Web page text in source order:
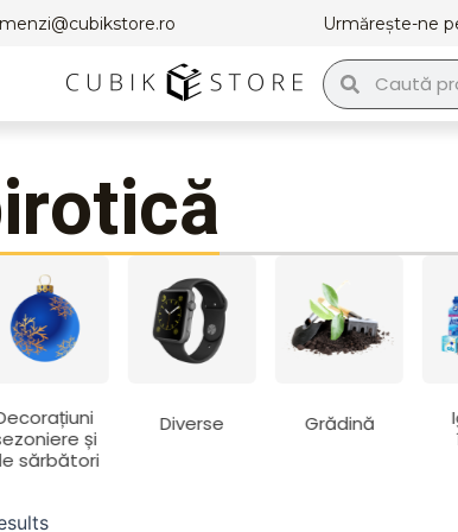
Urmărește-ne
Caută Caută
și
sărbători
Diverse Grădină